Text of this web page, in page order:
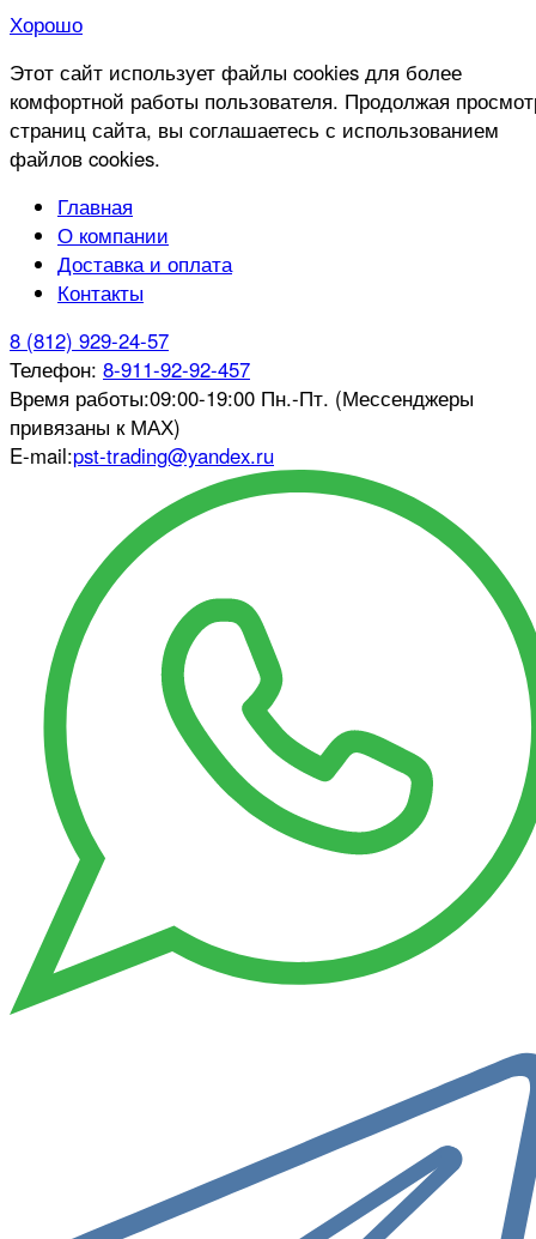
Хорошо
Этот сайт использует файлы cookies для более
комфортной работы пользователя. Продолжая
страниц сайта, вы соглашаетесь с использованием
файлов cookies.
Главная
О компании
Доставка и оплата
Контакты
8 (812) 929-24-57
Телефон: 8-911-92-92-457
Время работы:09:00-19:00 Пн.-Пт. (Мессенджеры
привязаны к МАХ)
E-mail:pst-trading@yandex.ru